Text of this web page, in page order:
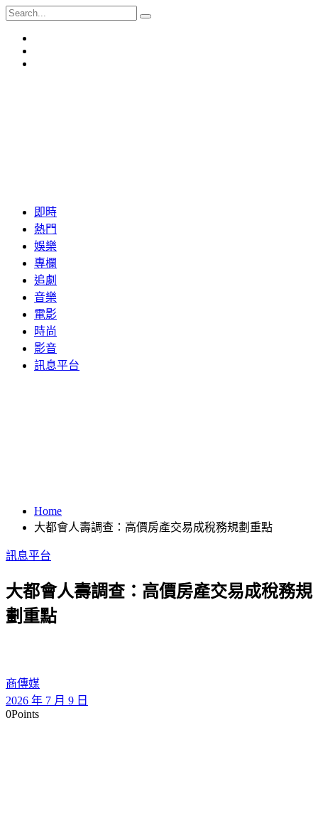
即時
熱門
娛樂
專欄
追劇
音樂
電影
時尚
影音
訊息平台
Home
大都會人壽調查：高價房產交易成稅務規劃重點
訊息平台
大都會人壽調查：高價房產交易成稅務規
劃重點
商傳媒
2026 年 7 月 9 日
0Points